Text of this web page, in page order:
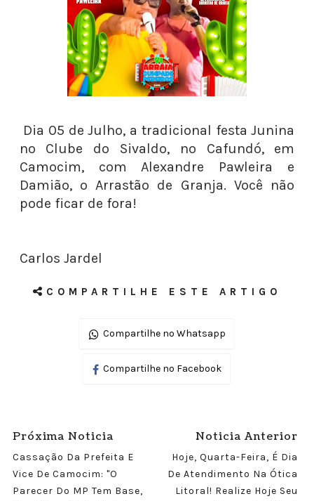
Dia 05 de Julho, a tradicional festa Junina
no Clube do Sivaldo, no Cafundó, em
Camocim, com Alexandre Pawleira e
Damião, o Arrastão de Granja. Você não
pode ficar de fora!
Carlos Jardel
COMPARTILHE ESTE ARTIGO
Compartilhe no Whatsapp
Compartilhe no Facebook
Próxima Noticia
Cassação Da Prefeita E
Vice De Camocim: "O
Parecer Do MP Tem Base,
Noticia Anterior
Hoje, Quarta-Feira, É Dia
De Atendimento Na Ótica
Litoral! Realize Hoje Seu